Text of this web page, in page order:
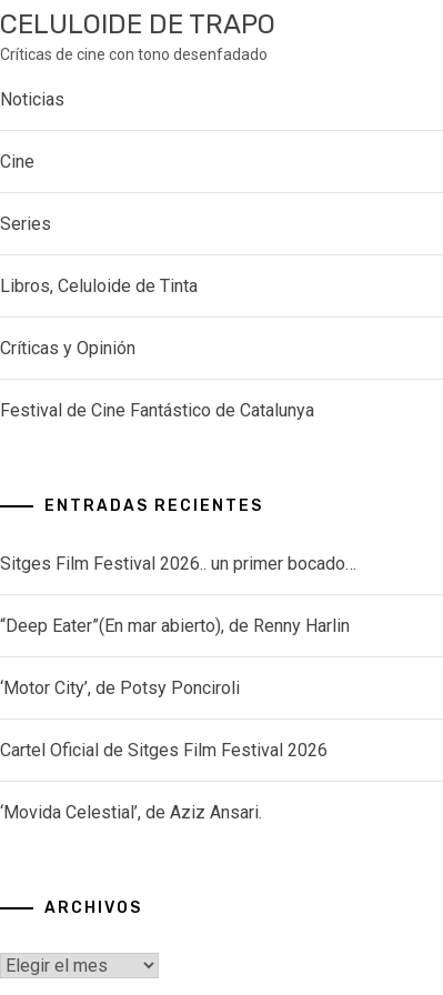
CELULOIDE DE TRAPO
Críticas de cine con tono desenfadado
Noticias
Cine
Series
Libros, Celuloide de Tinta
Críticas y Opinión
Festival de Cine Fantástico de Catalunya
ENTRADAS RECIENTES
Sitges Film Festival 2026.. un primer bocado…
“Deep Eater”(En mar abierto), de Renny Harlin
‘Motor City’, de Potsy Ponciroli
Cartel Oficial de Sitges Film Festival 2026
‘Movida Celestial’, de Aziz Ansari.
ARCHIVOS
Archivos